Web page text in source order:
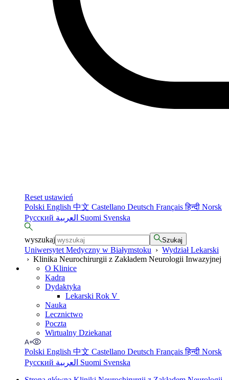
Reset ustawień
Polski English 中文 Castellano Deutsch Françaisहिन्दी Norsk
Русский
Suomi Svenska
wyszukaj Szukaj
Uniwersytet Medyczny w Białymstoku › Wydział Lekarski
› Klinika Neurochirurgii z Zakładem Neurologii Inwazyjnej
O Klinice
Kadra
Dydaktyka
Lekarski Rok V
Nauka
Lecznictwo
Poczta
Wirtualny Dziekanat
Polski English 中文 Castellano Deutsch Françaisहिन्दी Norsk
Русский
Suomi Svenska